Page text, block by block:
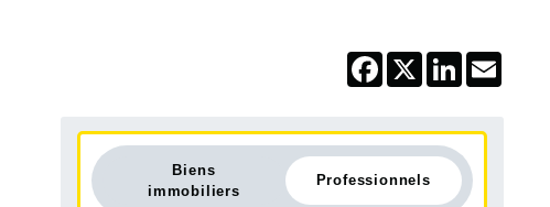
Facebook
X LinkedIn
Biens
immobiliers
Professionnels